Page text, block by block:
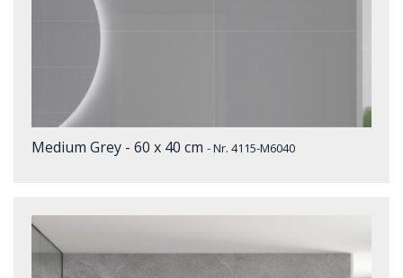
Medium Grey - 60 x 40 cm - Nr. 4115-M6040